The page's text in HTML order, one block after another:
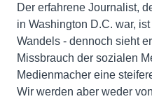
Der erfahrene Journalist,
in Washington D.C. war,
Wandels - dennoch sieht
Missbrauch der sozialen
Medienmacher eine
Wir werden aber weder